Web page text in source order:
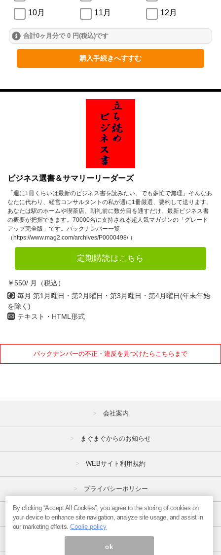
ビジネス選書＆サマリーリーダーズ
「週に1冊くらいは最新のビジネス書を読みたい。でも多忙で無理」そんなあ
なたに代わり、経営コンサルタントの私が週に1冊厳選、要約して送ります。
あなたは駅のホームや喫茶店、朝礼前に数分目を通すだけ。最新ビジネス書
の概要が把握できます。70000名に支持される超人気マガジンの「グレード
アップ完全版」です。バックナンバー一覧
（https://www.mag2.com/archives/P0000498/ ）
定期購読はこちら
￥550/ 月（税込）
毎月 第1月曜日・第2月曜日・第3月曜日・第4月曜日(年末年始
を除く)
テキスト・HTML形式
バックナンバーの不正・違反を見つけたらこちらまで
10月 11月 12月
2024年
2月
7月 8月 9月
11月
2月
4月 5月
7月 8月 9月
10月 11月 12月
2022年
2月
7月 8月 9月
10月
1月 2月 3月
11月
1月 2月 3月
8月
10月 11月 12月
2019年
合計0ヶ月分で 0 円(税込)です
購入手続きへすすむ
会社案内
まぐまぐからのお知らせ
WEBサイト利用規約
プライバシーポリシー
特定商取引法
By clicking “Accept All Cookies”, you agree to the storing of cookies on
your device to enhance site navigation, analyze site usage, and assist in
our marketing efforts.Coolie policy
ok